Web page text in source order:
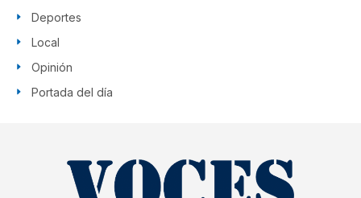
Deportes
Local
Opinión
Portada del día